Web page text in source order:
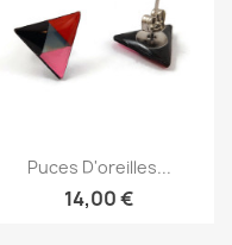
Aperçu rapide
Puces D'oreilles...
14,00 €